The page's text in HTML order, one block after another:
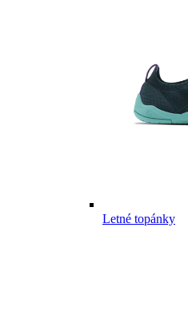
Letné topánky